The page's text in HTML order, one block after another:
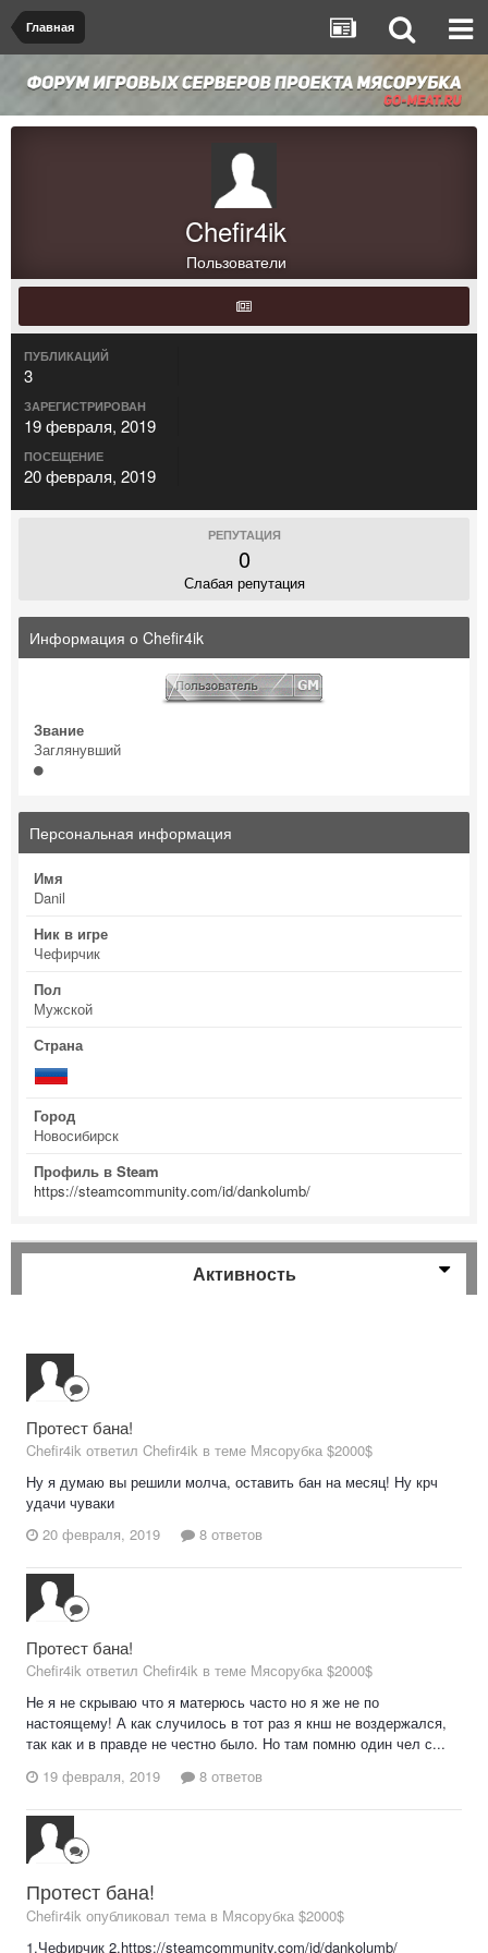
Главная
Chefir4ik
Пользователи
ПУБЛИКАЦИЙ
3
ЗАРЕГИСТРИРОВАН
19 февраля, 2019
ПОСЕЩЕНИЕ
20 февраля, 2019
РЕПУТАЦИЯ
0
Слабая репутация
Информация о Chefir4ik
Звание
Заглянувший
Персональная информация
Имя
Danil
Ник в игре
Чефирчик
Пол
Мужской
Страна
Город
Новосибирск
Профиль в Steam
https://steamcommunity.com/id/dankolumb/
Активность
Протест бана!
Chefir4ik ответил Chefir4ik в теме Мясорубка $2000$
Ну я думаю вы решили молча, оставить бан на месяц! Ну крч
удачи чуваки
20 февраля, 2019
8 ответов
Протест бана!
Chefir4ik ответил Chefir4ik в теме Мясорубка $2000$
Не я не скрываю что я матерюсь часто но я же не по
настоящему! А как случилось в тот раз я кнш не воздержался,
так как и в правде не честно было. Но там помню один чел с...
19 февраля, 2019
8 ответов
Протест бана!
Chefir4ik опубликовал тема в Мясорубка $2000$
1.Чефирчик 2.https://steamcommunity.com/id/dankolumb/